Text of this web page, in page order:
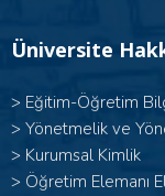
Üniversite
> Eğitim-Öğretim
> Yönetmelik ve
> Kurumsal Kimlik
> Öğretim Elemanı